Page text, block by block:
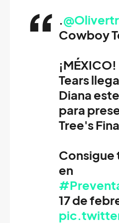
.
Cowboy
Tears
Diana
para
Tree's
Consigue
en
17 de